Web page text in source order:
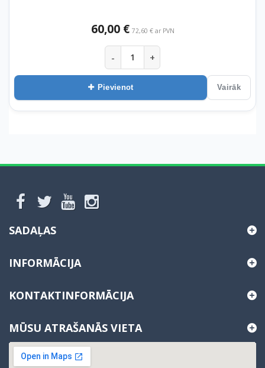
60,00 € 72,60 € ar PVN
- +
Pievienot Vairāk
SADAĻAS
INFORMĀCIJA
KONTAKTINFORMĀCIJA
MŪSU ATRAŠANĀS VIETA